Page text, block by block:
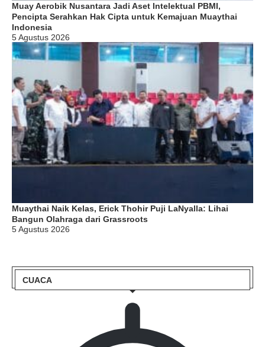
Muay Aerobik Nusantara Jadi Aset Intelektual PBMI,
Pencipta Serahkan Hak Cipta untuk Kemajuan Muaythai
Indonesia
5 Agustus 2026
Muaythai Naik Kelas, Erick Thohir Puji LaNyalla: Lihai
Bangun Olahraga dari Grassroots
5 Agustus 2026
CUACA